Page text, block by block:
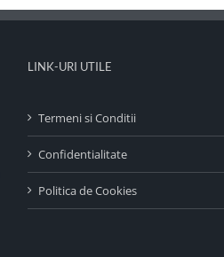
LINK-URI UTILE
Termeni si Conditii
Confidentialitate
Politica de Cookies